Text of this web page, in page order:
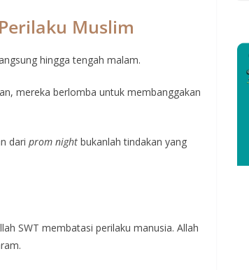
Muslim
hingga tengah malam.
mereka berlomba untuk membanggakan
dari prom night bukanlah tindakan yang
SWT membatasi perilaku manusia. Allah